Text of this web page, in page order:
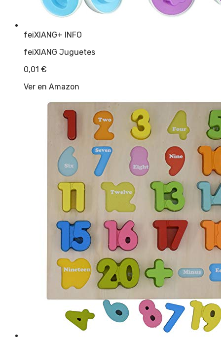
feiXIANG+ INFO
feiXIANG Juguetes
0,01 €
Ver en Amazon